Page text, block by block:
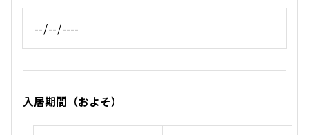
入居期間（およそ）